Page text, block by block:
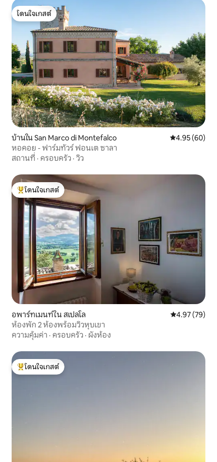
โดนใจเกสต์
โดนใจเกสต์
บ้านใน San Marco di Montefalco คะแนนเฉลี่ย
4.95 (60)
หอคอย - ฟาร์มทัวร์ ฟอนเต ซาลา
สถานที่ · ครอบครัว · วิว
โดนใจเกสต์ที่สุด
โดนใจเกสต์
อพาร์ทเมนท์ใน สเปลโล คะแนนเฉลี่ย
4.97 (79)
ห้องพัก 2 ห้องพร้อมวิวหุบเขา
ความคุ้มค่า · ครอบครัว · ผังห้อง
โดนใจเกสต์ที่สุด
โดนใจเกสต์